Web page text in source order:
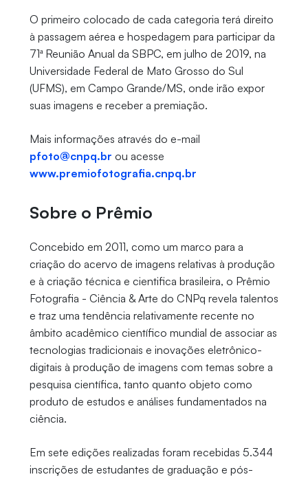
O primeiro colocado de cada categoria terá direito
à passagem aérea e hospedagem para participar da
71ª Reunião Anual da SBPC, em julho de 2019, na
Universidade Federal de Mato Grosso do Sul
(UFMS), em Campo Grande/MS, onde irão expor
suas imagens e receber a premiação.
Mais informações através do e-mail
pfoto@cnpq.br ou acesse
www.premiofotografia.cnpq.br
Sobre o Prêmio
Concebido em 2011, como um marco para a
criação do acervo de imagens relativas à produção
e à criação técnica e cientifica brasileira, o Prêmio
Fotografia - Ciência & Arte do CNPq revela talentos
e traz uma tendência relativamente recente no
âmbito acadêmico científico mundial de associar as
tecnologias tradicionais e inovações eletrônico-
digitais à produção de imagens com temas sobre a
pesquisa científica, tanto quanto objeto como
produto de estudos e análises fundamentados na
ciência.
Em sete edições realizadas foram recebidas 5.344
inscrições de estudantes de graduação e pós-